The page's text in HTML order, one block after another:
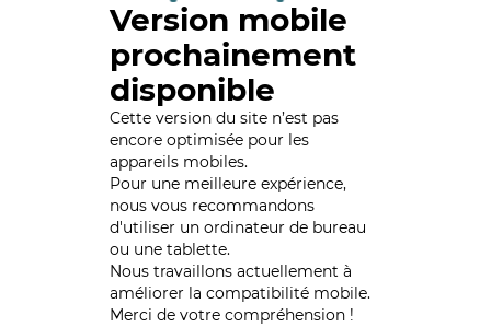
Version mobile
prochainement
disponible
Cette version du site n’est pas
encore optimisée pour les
appareils mobiles.
Pour une meilleure expérience,
nous vous recommandons
d'utiliser un ordinateur de bureau
ou une tablette.
Nous travaillons actuellement à
améliorer la compatibilité mobile.
Merci de votre compréhension !